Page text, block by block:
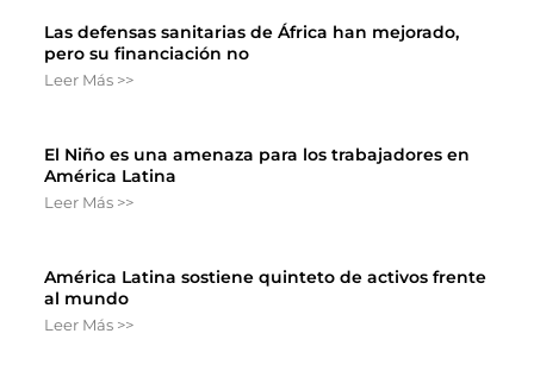
Las defensas sanitarias de África han mejorado,
pero su financiación no
Leer Más >>
El Niño es una amenaza para los trabajadores en
América Latina
Leer Más >>
América Latina sostiene quinteto de activos frente
al mundo
Leer Más >>